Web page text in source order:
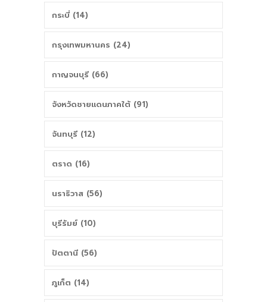
กระบี่ (14)
กรุงเทพมหานคร (24)
กาญจนบุรี (66)
จังหวัดชายแดนภาคใต้ (91)
จันทบุรี (12)
ตราด (16)
นราธิวาส (56)
บุรีรัมย์ (10)
ปัตตานี (56)
ภูเก็ต (14)